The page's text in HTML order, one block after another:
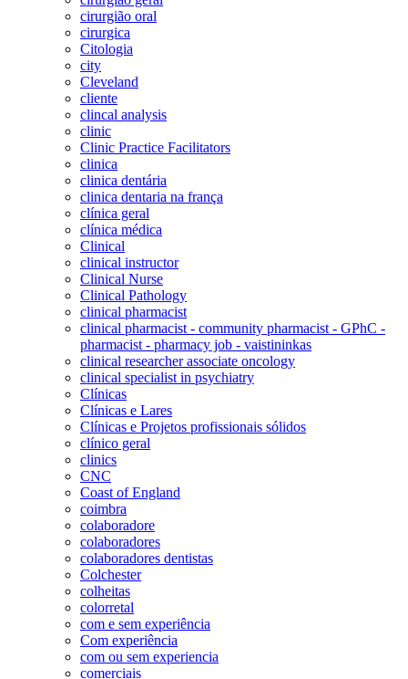
cirurgião oral
cirurgica
Citologia
city
Cleveland
cliente
clincal analysis
clinic
Clinic Practice Facilitators
clinica
clinica dentária
clinica dentaria na frança
clínica geral
clínica médica
Clinical
clinical instructor
Clinical Nurse
Clinical Pathology
clinical pharmacist
clinical pharmacist - community pharmacist - GPhC -
pharmacist - pharmacy job - vaistininkas
clinical researcher associate oncology
clinical specialist in psychiatry
Clínicas
Clínicas e Lares
Clínicas e Projetos profissionais sólidos
clínico geral
clinics
CNC
Coast of England
coimbra
colaboradore
colaboradores
colaboradores dentistas
Colchester
colheitas
colorretal
com e sem experiência
Com experiência
com ou sem experiencia
comerciais